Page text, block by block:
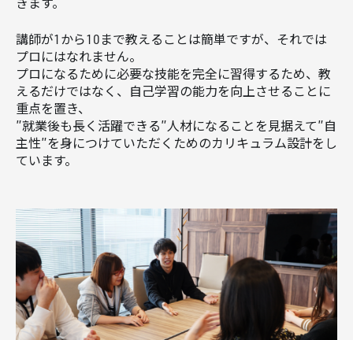
きます。
講師が1から10まで教えることは簡単ですが、それでは
プロにはなれません。
プロになるために必要な技能を完全に習得するため、教
えるだけではなく、自己学習の能力を向上させることに
重点を置き、
″就業後も長く活躍できる″人材になることを見据えて″自
主性″を身につけていただくためのカリキュラム設計をし
ています。